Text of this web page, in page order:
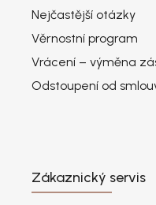
Nejčastější otázky
Věrnostní program
Vrácení – výměna
Odstoupení od
Zákaznický servis